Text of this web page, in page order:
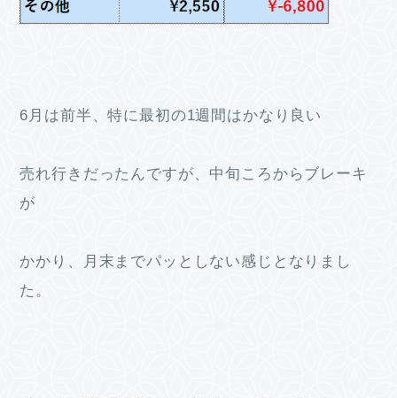
6月は前半、特に最初の1週間はかなり良い
売れ行きだったんですが、中旬ころからブレーキ
が
かかり、月末までパッとしない感じとなりまし
た。